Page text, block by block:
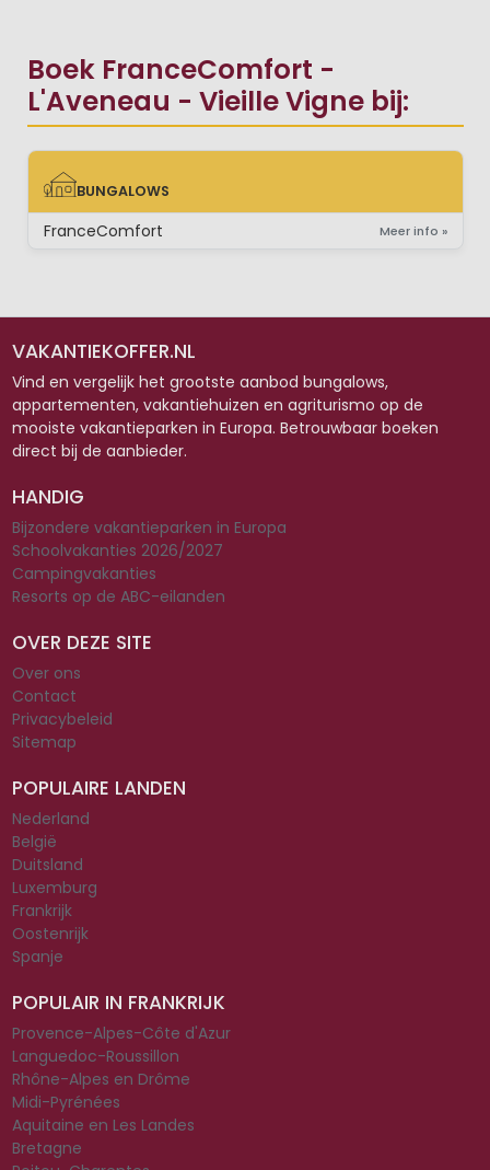
Boek FranceComfort -
L'Aveneau - Vieille Vigne bij:
BUNGALOWS
BUNGALOWS
FranceComfort Meer info »
VAKANTIEKOFFER.NL
Vind en vergelijk het grootste aanbod bungalows,
appartementen, vakantiehuizen en agriturismo op de
mooiste vakantieparken in Europa. Betrouwbaar boeken
direct bij de aanbieder.
HANDIG
Bijzondere vakantieparken in Europa
Schoolvakanties 2026/2027
Campingvakanties
Resorts op de ABC-eilanden
OVER DEZE SITE
Over ons
Contact
Privacybeleid
Sitemap
POPULAIRE LANDEN
Nederland
België
Duitsland
Luxemburg
Frankrijk
Oostenrijk
Spanje
POPULAIR IN FRANKRIJK
Provence-Alpes-Côte d'Azur
Languedoc-Roussillon
Rhône-Alpes en Drôme
Midi-Pyrénées
Aquitaine en Les Landes
Bretagne